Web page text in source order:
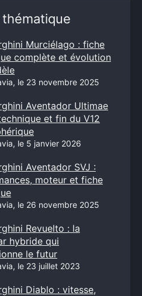
Murciélago : fiche
complète et évolution
le 23 novembre 2025
Aventador Ultimae
et fin du V12
le 5 janvier 2026
Aventador SVJ :
moteur et fiche
le 26 novembre 2025
Revuelto : la
hybride qui
le futur
le 23 juillet 2023
Diablo : vitesse,